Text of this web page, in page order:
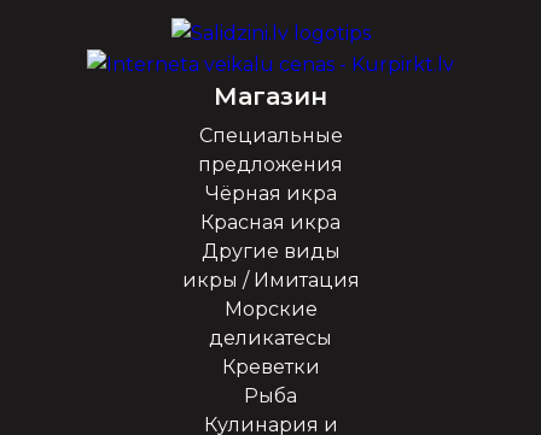
Магазин
Специальные
предложения
Чёрная икра
Красная икра
Другие виды
икры / Имитация
Морские
деликатесы
Креветки
Рыба
Кулинария и